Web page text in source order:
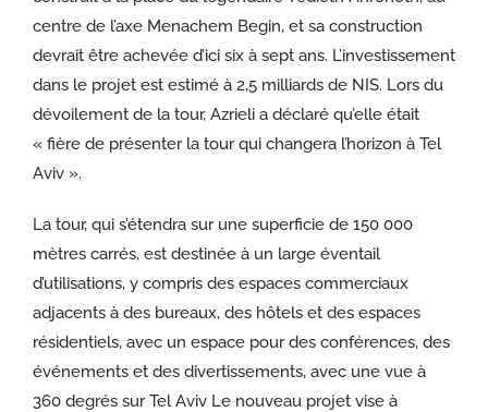
centre de l’axe Menachem Begin, et sa construction
devrait être achevée d’ici six à sept ans. L’investissement
dans le projet est estimé à 2,5 milliards de NIS. Lors du
dévoilement de la tour, Azrieli a déclaré qu’elle était
« fière de présenter la tour qui changera l’horizon à Tel
Aviv ».
La tour, qui s’étendra sur une superficie de 150 000
mètres carrés, est destinée à un large éventail
d’utilisations, y compris des espaces commerciaux
adjacents à des bureaux, des hôtels et des espaces
résidentiels, avec un espace pour des conférences, des
événements et des divertissements, avec une vue à
360 degrés sur Tel Aviv Le nouveau projet vise à